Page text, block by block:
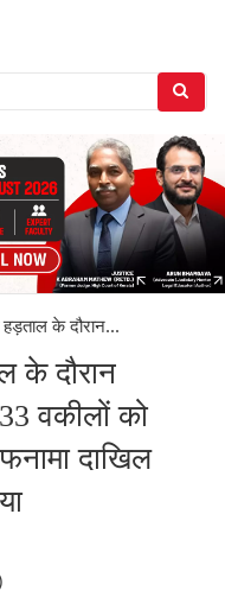
के दौरान...
के दौरान
वकीलों को
दाखिल